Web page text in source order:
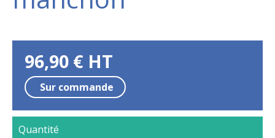
96,90 € HT
Sur commande
Quantité